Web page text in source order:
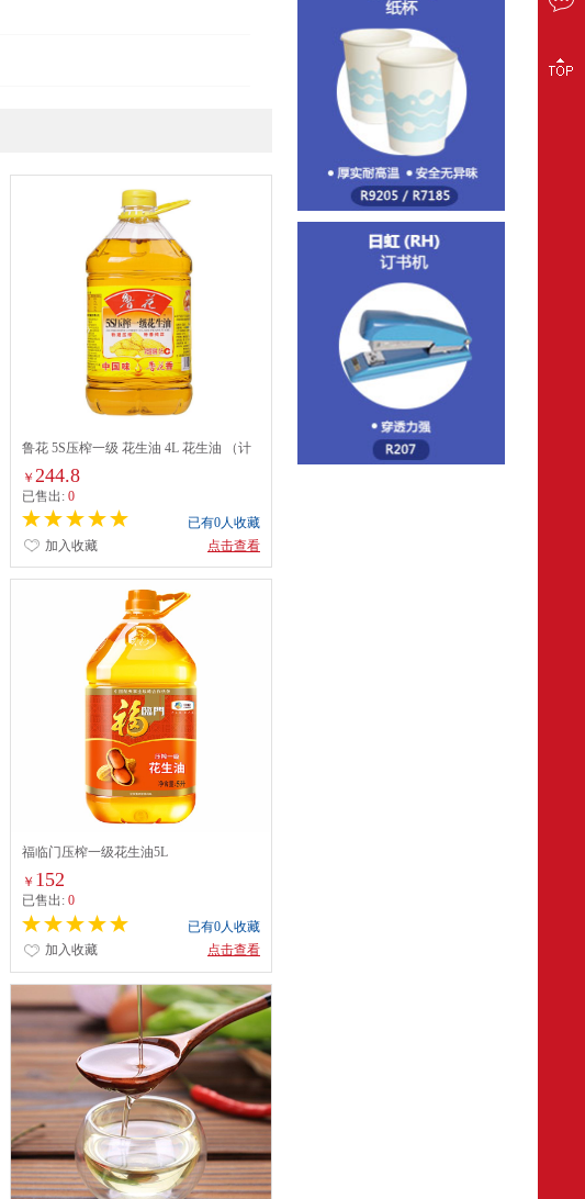
鲁花 5S压榨一级 花生油 4L 花生油 （计
价单位：瓶) 配
￥ 244.8
已售出: 0
已有0人收藏
点击查看
加入收藏
福临门压榨一级花生油5L
￥ 152
已售出: 0
已有0人收藏
点击查看
加入收藏